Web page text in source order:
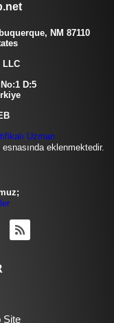
NM 87110
LLC
D:5
eklenmektedir.
Site